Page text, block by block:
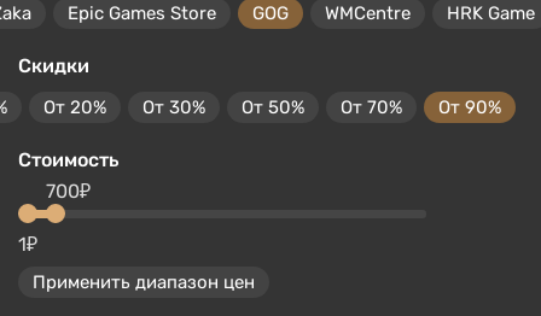
Epic Games Store GOG WMCentre HRK Game
Скидки
От 20% От 30% От 50% От 70% От 90%
Стоимость
1₽
700₽
Применить диапазон цен